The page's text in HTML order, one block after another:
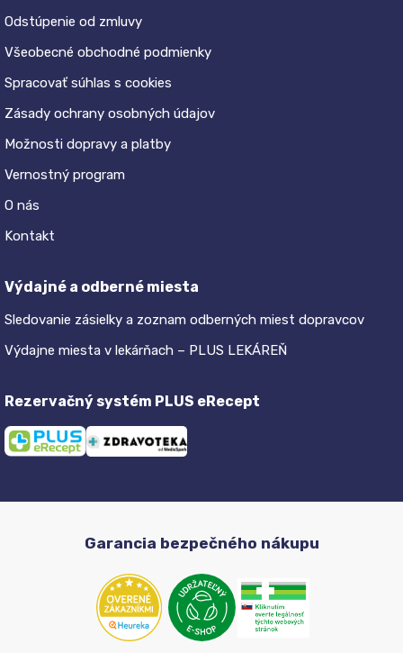
Odstúpenie od zmluvy
Všeobecné obchodné podmienky
Spracovať súhlas s cookies
Zásady ochrany osobných údajov
Možnosti dopravy a platby
Vernostný program
O nás
Kontakt
Výdajné a odberné miesta
Sledovanie zásielky a zoznam odberných miest dopravcov
Výdajne miesta v lekárňach – PLUS LEKÁREŇ
Rezervačný systém PLUS eRecept
Garancia bezpečného nákupu